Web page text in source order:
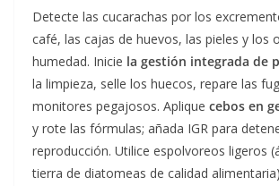
Detecte las cucarachas por los
café, las cajas de huevos, las pieles y los
humedad. Inicie la gestión integrada de
la limpieza, selle los huecos, repare las
monitores pegajosos. Aplique cebos en
y rote las fórmulas; añada IGR para
reproducción. Utilice espolvoreos ligeros
tierra de diatomeas de calidad